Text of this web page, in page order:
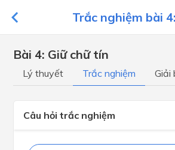
Trắc nghiệm bài
Bài 4: Giữ chữ tín
Lý thuyết Trắc nghiệm Giải
Câu hỏi trắc nghiệm